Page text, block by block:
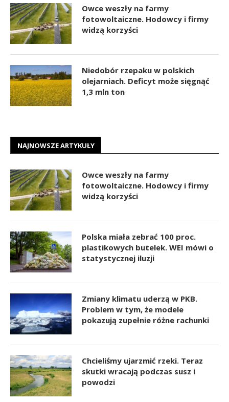
Owce weszły na farmy
fotowoltaiczne. Hodowcy i firmy
widzą korzyści
Niedobór rzepaku w polskich
olejarniach. Deficyt może sięgnąć
1,3 mln ton
NAJNOWSZE ARTYKUŁY
Owce weszły na farmy
fotowoltaiczne. Hodowcy i firmy
widzą korzyści
Polska miała zebrać 100 proc.
plastikowych butelek. WEI mówi o
statystycznej iluzji
Zmiany klimatu uderzą w PKB.
Problem w tym, że modele
pokazują zupełnie różne rachunki
Chcieliśmy ujarzmić rzeki. Teraz
skutki wracają podczas susz i
powodzi